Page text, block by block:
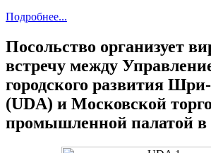
Подробнее...
Посольство организует
встречу между
городского развития
(UDA) и Московской
промышленной палатой в